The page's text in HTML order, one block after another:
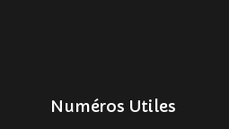
Numéros Utiles